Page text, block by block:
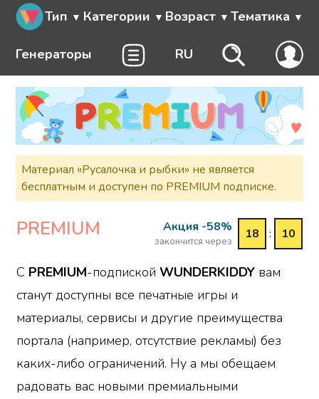
Тип Категории Возраст Тематика
Генераторы RU
Материал «Русалочка и рыбки» не является
бесплатным и доступен по PREMIUM подписке.
PREMIUM Акция -58%
закончится через
18 : 10
С PREMIUM-подпиской WUNDERKIDDY вам
станут доступны все печатные игры и
материалы, сервисы и другие преимущества
портала (например, отсутствие рекламы) без
каких-либо ограничений. Ну а мы обещаем
радовать вас новыми премиальными